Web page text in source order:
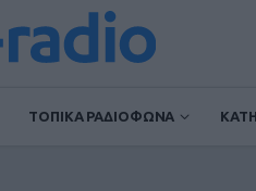
ΤΟΠΙΚΑ ΡΑΔΙΟΦΩΝΑ